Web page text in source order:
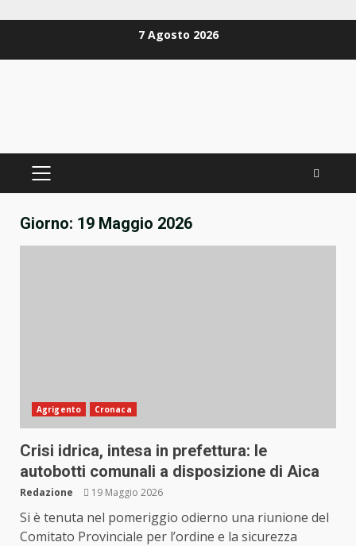
7 Agosto 2026
PRIMÄRES
Giorno: 19 Maggio 2026
Agrigento Cronaca
Crisi idrica, intesa in prefettura: le
autobotti comunali a disposizione di Aica
Redazione 19 Maggio 2026
Si è tenuta nel pomeriggio odierno una riunione del
Comitato Provinciale per l’ordine e la sicurezza